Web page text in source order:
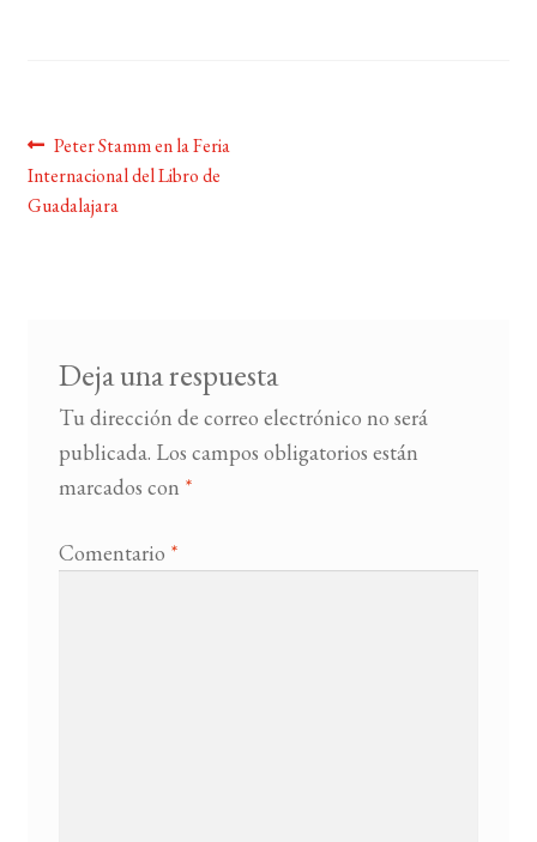
Navegación
de
Anterior:
Peter Stamm en la Feria
Internacional del Libro de
Guadalajara
Deja una respuesta
Tu dirección de correo electrónico no será
publicada. Los campos obligatorios están
marcados con *
Comentario *